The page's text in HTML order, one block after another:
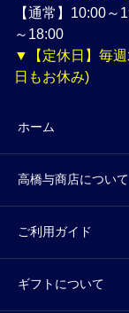
【通常】
～18:00
▼【定休日】毎
日もお休み)
ホーム
高橋与商店について
ご利用ガイド
ギフトについて